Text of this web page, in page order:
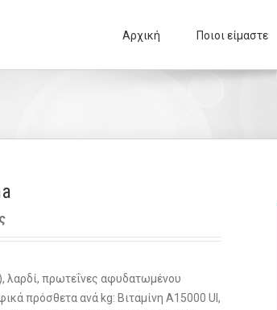
Αρχική Ποιοι είμαστε
λαρδί, πρωτεΐνες αφυδατωμένου
πρόσθετα ανά kg: Βιταμίνη Α15000 UI,